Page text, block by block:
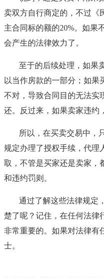
卖双方自行商定的，不过《
主合同标的额的20%。如果
会产生的法律效力了。
至于的后续处理，如果
以当作房款的一部分；如果
不对，导致合同目的无法实
还。反过来，如果卖家违约
所以，在买卖交易中，
规定办理了授权手续，代理
取，不管是买家还是卖家，
和违约罚则。
通过了解这些法律规定
楚了呢？记住，在任何法律
非常重要的。如果对法律有
士。